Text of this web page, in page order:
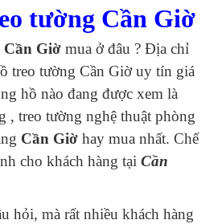
tường Cần Giờ
Cần Giờ mua ở đâu ? Địa chỉ
treo tường Cần Giờ uy tín giá
hồ nào đang được xem là
, treo tường nghệ thuật phòng
Cần Giờ hay mua nhất. Chế
cho khách hàng tại Cần
hỏi, mà rất nhiều khách hàng